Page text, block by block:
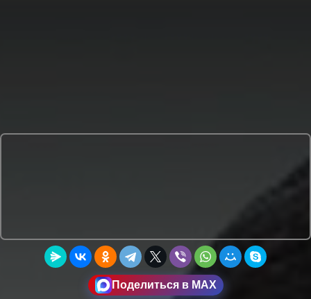
Поделиться в MAX